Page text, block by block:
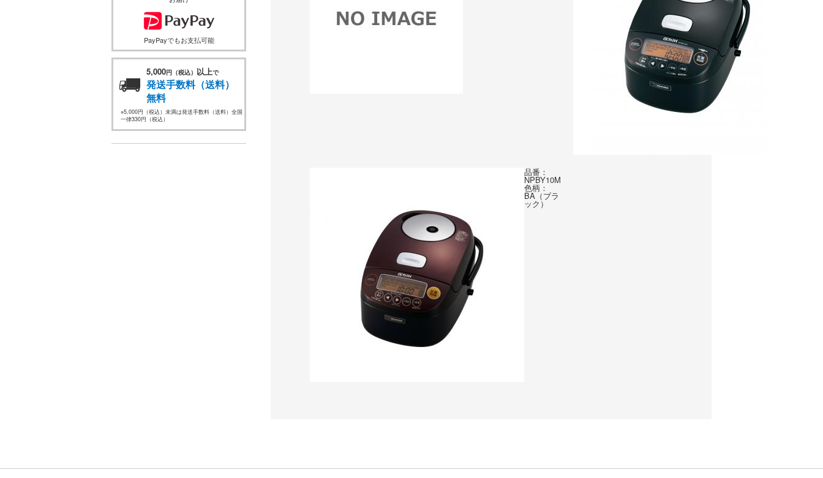
品番：
NPBY10M
色柄：
BA（ブラ
ック）
PayPayでもお支払可能
5,000円（税込） 以上で
発送手数料（送料）
無料
※5,000円（税込）未満は発送手数料（送料）全国
一律330円（税込）